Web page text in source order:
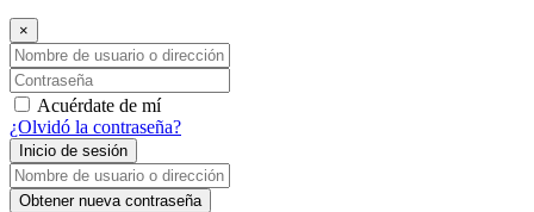
×
Nombre de usuario o dirección de correo electrónico
Contraseña
Acuérdate de mí
¿Olvidó la contraseña?
Inicio de sesión
Nombre de usuario o dirección de correo electrónico
Obtener nueva contraseña